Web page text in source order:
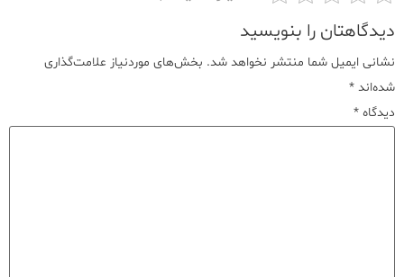
دیدگاهتان را بنویسید
نشانی ایمیل شما منتشر نخواهد شد. بخش‌های موردنیاز علامت‌گذاری
شده‌اند *
دیدگاه *